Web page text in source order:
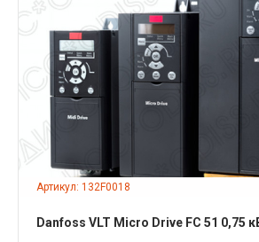
Артикул: 132F0018
ПОДРОБНЕЕ
Danfoss VLT Micro Drive FC 51 0,75